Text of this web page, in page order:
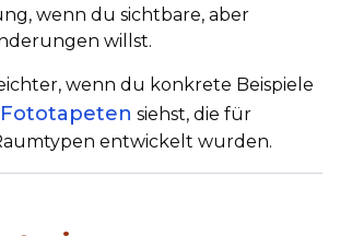
wenn du sichtbare, aber
willst.
wenn du konkrete Beispiele
siehst, die für
entwickelt wurden.